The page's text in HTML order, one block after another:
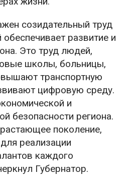
созидательный труд
развитие и
Это труд людей,
школы, больницы,
транспортную
цифровую среду.
и
безопасности региона.
поколение,
реализации
каждого
Губернатор.